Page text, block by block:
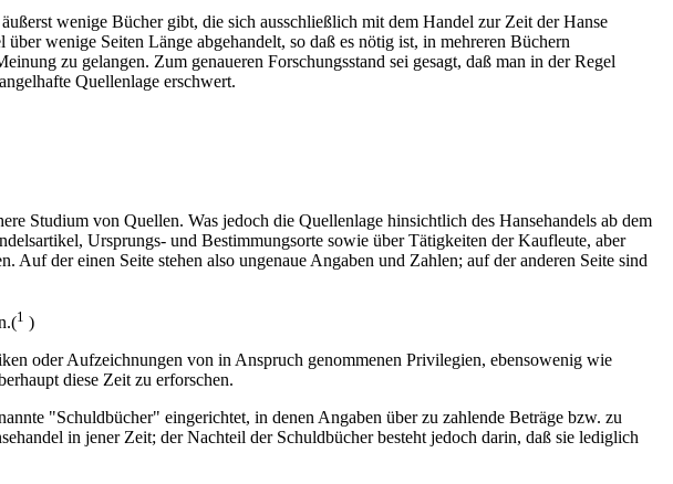
wenige Bücher gibt, die sich ausschließlich mit dem Handel zur Zeit der Hanse
wenige Seiten Länge abgehandelt, so daß es nötig ist, in mehreren Büchern
zu gelangen. Zum genaueren Forschungsstand sei gesagt, daß man in der Regel
Quellenlage erschwert.
Studium von Quellen. Was jedoch die Quellenlage hinsichtlich des Hansehandels ab dem
Ursprungs- und Bestimmungsorte sowie über Tätigkeiten der Kaufleute, aber
der einen Seite stehen also ungenaue Angaben und Zahlen; auf der anderen Seite sind
1 )
oder Aufzeichnungen von in Anspruch genommenen Privilegien, ebensowenig wie
diese Zeit zu erforschen.
"Schuldbücher" eingerichtet, in denen Angaben über zu zahlende Beträge bzw. zu
in jener Zeit; der Nachteil der Schuldbücher besteht jedoch darin, daß sie lediglich